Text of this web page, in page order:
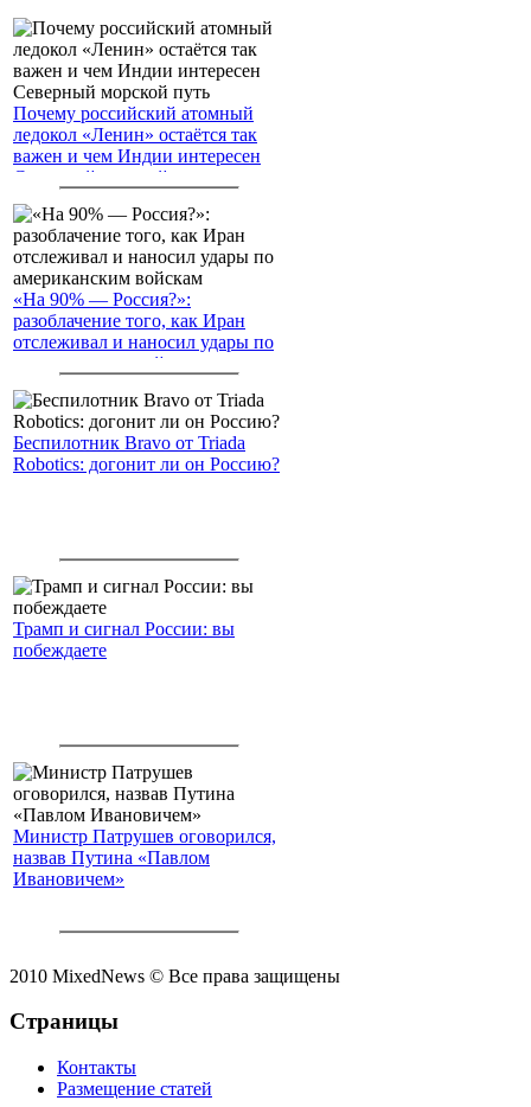
Почему российский атомный
ледокол «Ленин» остаётся так
важен и чем Индии интересен
Северный морской путь
«На 90% — Россия?»:
разоблачение того, как Иран
отслеживал и наносил удары по
американским войскам
Беспилотник Bravo от Triada
Robotics: догонит ли он Россию?
Трамп и сигнал России: вы
побеждаете
Министр Патрушев оговорился,
назвав Путина «Павлом
Ивановичем»
2010 MixedNews © Все права защищены
Страницы
Контакты
Размещение статей